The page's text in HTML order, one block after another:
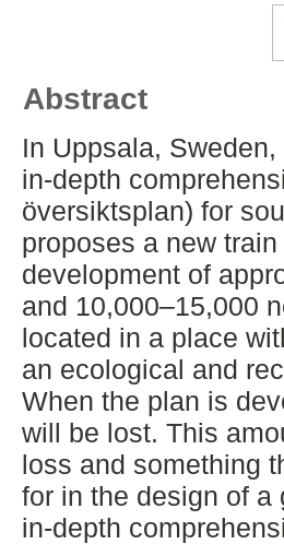
Abstract
In Uppsala,
in-depth
översiktsplan) for
proposes a new
development of
and 10,000–15,000
located in a place
an ecological and
When the plan is
will be lost. This
loss and something
for in the design of a
in-depth